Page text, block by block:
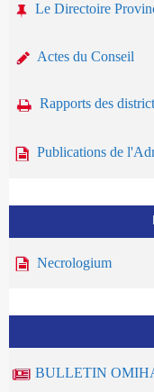
Le Directoire
Actes du Conseil
Rapports des
Publications de
Necrologium
BULLETIN